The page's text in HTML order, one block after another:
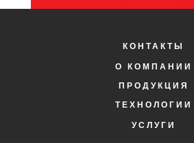
КОНТАКТЫ
О КОМПАНИИ
ПРОДУКЦИЯ
ТЕХНОЛОГИИ
УСЛУГИ